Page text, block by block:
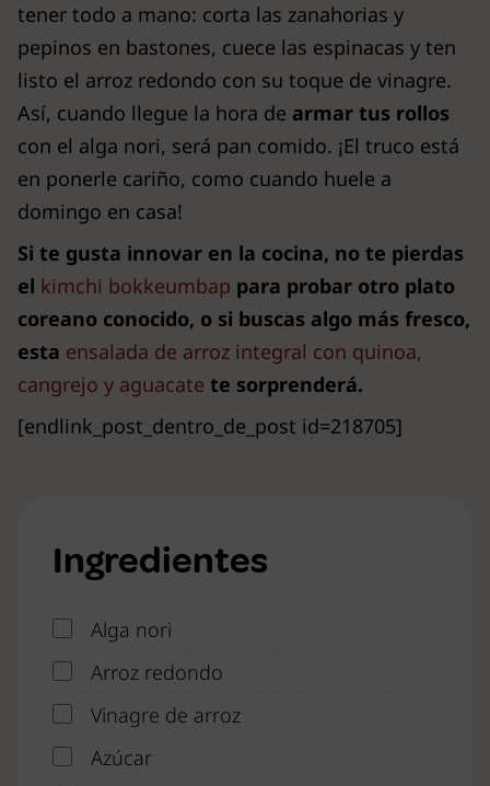
tener todo a mano: corta las zanahorias y
pepinos en bastones, cuece las espinacas y ten
listo el arroz redondo con su toque de vinagre.
Así, cuando llegue la hora de armar tus rollos
con el alga nori, será pan comido. ¡El truco está
en ponerle cariño, como cuando huele a
domingo en casa!
Si te gusta innovar en la cocina, no te pierdas
el kimchi bokkeumbap para probar otro plato
coreano conocido, o si buscas algo más fresco,
esta ensalada de arroz integral con quinoa,
cangrejo y aguacate te sorprenderá.
[endlink_post_dentro_de_post id=218705]
Ingredientes
Alga nori
Arroz redondo
Vinagre de arroz
Azúcar